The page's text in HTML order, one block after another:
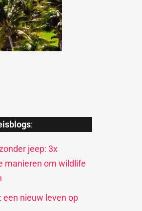
:
jeep: 3x
manieren om wildlife
een nieuw leven op